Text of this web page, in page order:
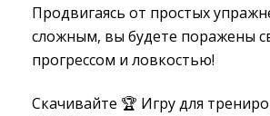
Продвигаясь от простых
сложным, вы будете поражены
прогрессом и ловкостью!
Скачивайте 🏆 Игру для